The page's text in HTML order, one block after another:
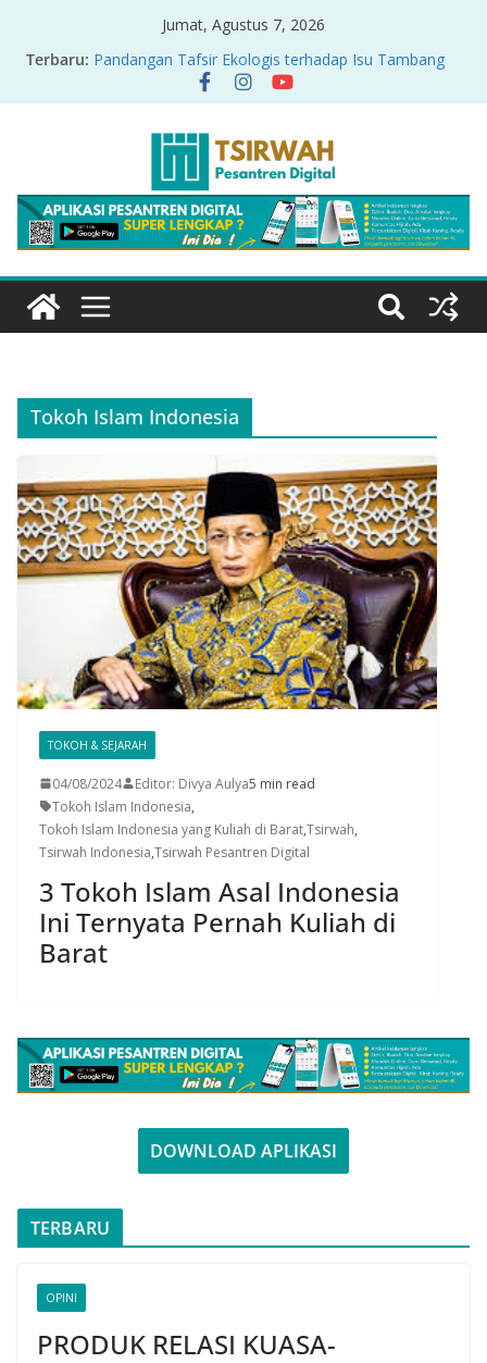
Jumat, Agustus 7, 2026
Terbaru: Pandangan Tafsir Ekologis terhadap Isu Tambang
Nikel di Raja Ampat
PRODUK RELASI KUASA-IDIOLOGI PADA TAFSIR
Sirah Nabawiyah
Oversharing dan Privasi dalam Al-Qur’an: “Ketika
Ayat Bicara Soal Curhat di Sosmed”
Menyikapi Fatherless, Kisah Lukman Menjadi
Cerminan
Tokoh Islam Indonesia
TOKOH & SEJARAH
04/08/2024 Editor: Divya Aulya5 min read
Tokoh Islam Indonesia,
Tokoh Islam Indonesia yang Kuliah di Barat,Tsirwah,
Tsirwah Indonesia,Tsirwah Pesantren Digital
3 Tokoh Islam Asal Indonesia
Ini Ternyata Pernah Kuliah di
Barat
DOWNLOAD APLIKASI
TERBARU
OPINI
PRODUK RELASI KUASA-